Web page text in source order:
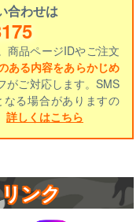
合わせは
商品ページIDやご注文
ある内容をあらかじめ
がご対応します。SMS
なる場合がありますの
詳しくはこちら
ンク